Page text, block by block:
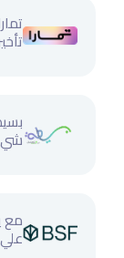
علي 6 شهور بدون فوائد